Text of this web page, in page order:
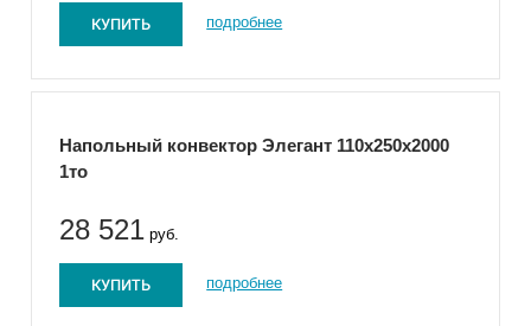
КУПИТЬ подробнее
Напольный конвектор Элегант 110x250x2000
1то
28 521 руб.
КУПИТЬ подробнее